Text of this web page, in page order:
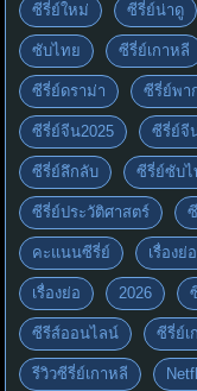
ซีรี่ย์ใหม่ ซีรี่ย์น่าดู
ซับไทย ซีรี่ย์เกาหลี
ซีรี่ย์ดราม่า ซีรี่ย์พา
ซีรี่ย์จีน2025 ซีรี่ย์จี
ซีรี่ย์ลึกลับ ซีรี่ย์ซับไ
ซีรี่ย์ประวัติศาสตร์
คะแนนซีรี่ย์ เรื่องย่
เรื่องย่อ 2026
ซีรีส์ออนไลน์ ซีรี่ย์เ
รีวิวซีรี่ย์เกาหลี